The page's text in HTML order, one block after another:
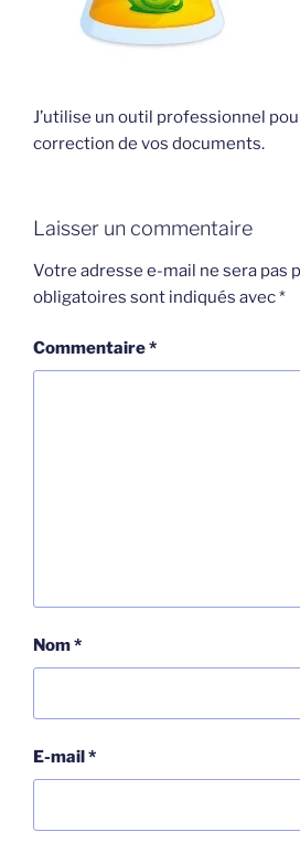
J’utilise un outil professionnel
correction de vos documents.
Laisser un commentaire
Votre adresse e-mail ne sera pas
obligatoires sont indiqués avec*
Commentaire*
Nom*
E-mail *